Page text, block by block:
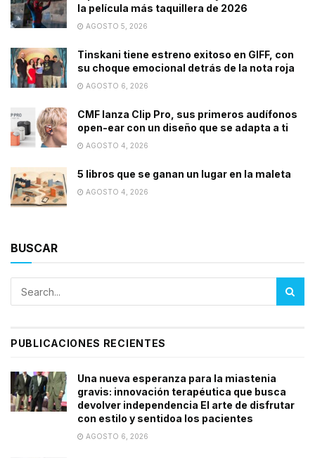
la película más taquillera de 2026
AGOSTO 5, 2026
Tinskani tiene estreno exitoso en GIFF, con
su choque emocional detrás de la nota roja
AGOSTO 6, 2026
CMF lanza Clip Pro, sus primeros audífonos
open-ear con un diseño que se adapta a ti
AGOSTO 4, 2026
5 libros que se ganan un lugar en la maleta
AGOSTO 4, 2026
BUSCAR
PUBLICACIONES RECIENTES
Una nueva esperanza para la miastenia
gravis: innovación terapéutica que busca
devolver independencia El arte de disfrutar
con estilo y sentidoa los pacientes
AGOSTO 6, 2026